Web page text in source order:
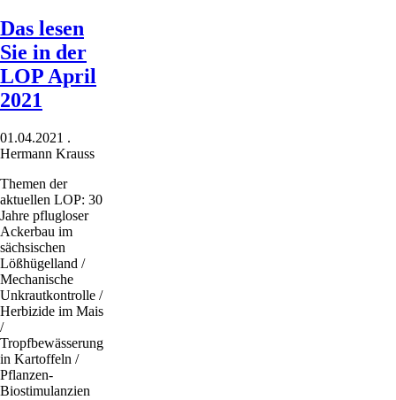
Das lesen
Sie in der
LOP April
2021
01.04.2021 .
Hermann Krauss
Themen der
aktuellen LOP: 30
Jahre pflugloser
Ackerbau im
sächsischen
Lößhügelland /
Mechanische
Unkrautkontrolle /
Herbizide im Mais
/
Tropfbewässerung
in Kartoffeln /
Pflanzen-
Biostimulanzien